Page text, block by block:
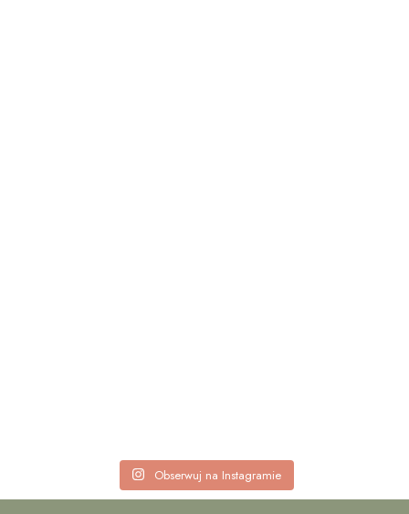
Obserwuj na Instagramie